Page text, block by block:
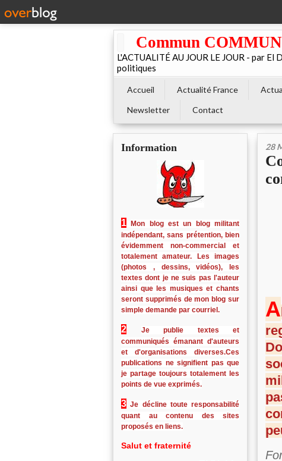
Commun
L'ACTUALITÉ AU JOUR LE JOUR - par
politiques
Accueil Actualité France
Newsletter
Contact
Information
1
Mon blog est un blog militant
indépendant, sans prétention, bien
évidemment non-commercial et
totalement amateur. Les images
(photos , dessins, vidéos), les
textes dont je ne suis pas l'auteur
ainsi que les musiques et chants
seront supprimés de mon blog sur
simple demande par courriel.
2
Je publie textes et
communiqués émanant d'auteurs
et d'organisations diverses.Ces
publications ne signifient pas que
je partage toujours totalement les
points de vue exprimés.
3 Je décline toute responsabilité
quant au contenu des sites
proposés en liens.
Salut et fraternité
28
A